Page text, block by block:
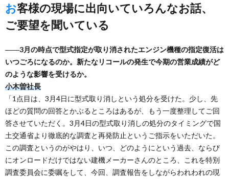
お客様の現場に出向いていろんなお話、
ご要望を聞いている
――3月の時点で型式指定が取り消されたエンジン機種の指定復活は
いつごろになるのか。新たなリコールの発生で今期の営業成績がど
のような影響を受けるか。
小木曽社長
「1点目は、3月4日に型式取り消しという処分を受けた。少し、先
ほどの質問の回答とかぶるところはあるが、もう一度整理してご回
答させていただく。3月4日の型式取り消しの処分のタイミングで国
土交通省より徹底的な調査と再発防止というご指示をいただいた。
この調査というのがやはり、いつ、どのようにという過去、ならび
にオンロードだけではない建機メーカーさんのところ、これを特別
調査委員会に委嘱をして、今回、調査報告をしながらわれわれの現